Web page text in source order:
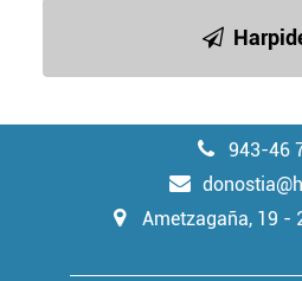
943-46
Ametzagaña, 19 -